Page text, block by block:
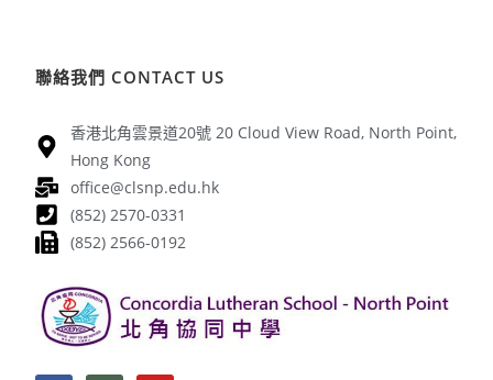
聯絡我們 CONTACT US
香港北角雲景道20號 20 Cloud View Road, North Point,
Hong Kong
office@clsnp.edu.hk
(852) 2570-0331
(852) 2566-0192